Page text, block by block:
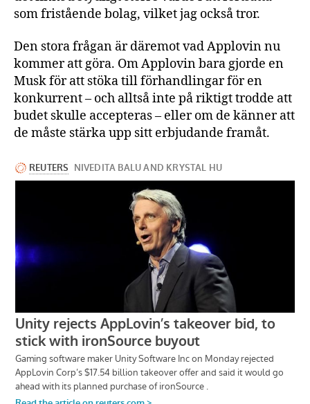
som fristående bolag, vilket jag också tror.
Den stora frågan är däremot vad Applovin nu
kommer att göra. Om Applovin bara gjorde en
Musk för att stöka till förhandlingar för en
konkurrent – och alltså inte på riktigt trodde att
budet skulle accepteras – eller om de känner att
de måste stärka upp sitt erbjudande framåt.